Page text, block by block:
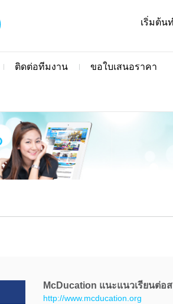
เริ่มต้น
ติดต่อทีมงาน ขอใบเสนอราคา
McDucation แนะแนวเรียนต่อ
http://www.mcducation.org